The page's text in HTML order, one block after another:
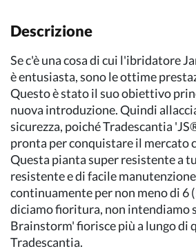
Descrizione
Se c'è una cosa di cui l'ibridatore
è entusiasta, sono le ottime
Questo è stato il suo obiettivo
nuova introduzione. Quindi
sicurezza, poiché Tradescantia
pronta per conquistare il mercato
Questa pianta super resistente a
resistente e di facile
continuamente per non meno di 6
diciamo fioritura, non intendiamo
Brainstorm' fiorisce più a lungo di
Tradescantia.